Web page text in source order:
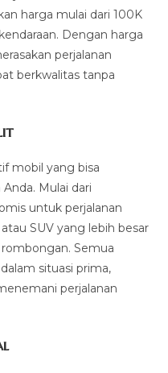
harga mulai dari 100K
Dengan harga
perjalanan
berkwalitas tanpa
mobil yang bisa
Mulai dari
untuk perjalanan
SUV yang lebih besar
Semua
situasi prima,
perjalanan